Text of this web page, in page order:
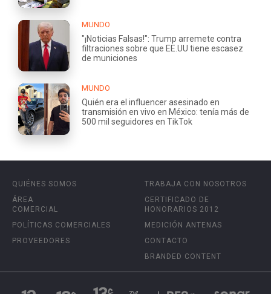
MUNDO
"¡Noticias Falsas!": Trump arremete contra
filtraciones sobre que EE.UU tiene escasez
de municiones
MUNDO
Quién era el influencer asesinado en
transmisión en vivo en México: tenía más de
500 mil seguidores en TikTok
QUIÉNES SOMOS
ÁREA
COMERCIAL
POLÍTICAS COMERCIALES
PROVEEDORES
TRABAJA CON NOSOTROS
CERTIFICADO DE
HONORARIOS 2012
MEDICIÓN ANTENAS
CONTACTO
BRANDED CONTENT